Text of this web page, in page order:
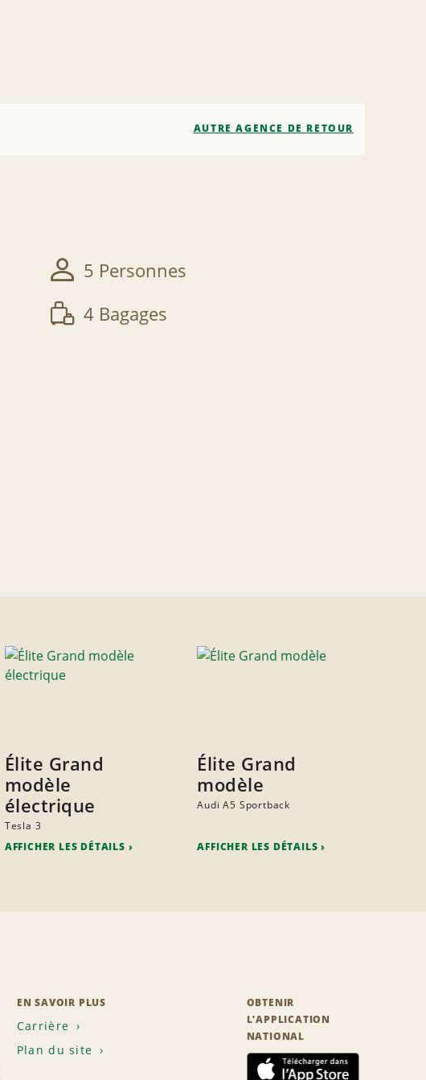
AUTRE AGENCE DE RETOUR
5 Personnes
4 Bagages
Élite Grand
modèle
électrique
Tesla 3
AFFICHER LES DÉTAILS
Élite Grand
modèle
Audi A5 Sportback
AFFICHER LES DÉTAILS
EN SAVOIR PLUS
Carrière
Plan du site
OBTENIR
L’APPLICATION
NATIONAL